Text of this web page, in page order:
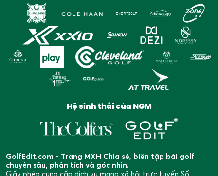
Hệ sinh thái của NGM
GolfEdit.com - Trang MXH Chia sẻ, biên tập bài golf
chuyên sâu, phân tích và góc nhìn.
Giấy phép cung cấp dịch vụ mạng xã hội trực tuyến Số